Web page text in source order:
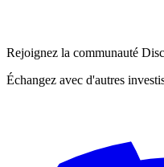
Rejoignez la communauté
Échangez avec d'autres